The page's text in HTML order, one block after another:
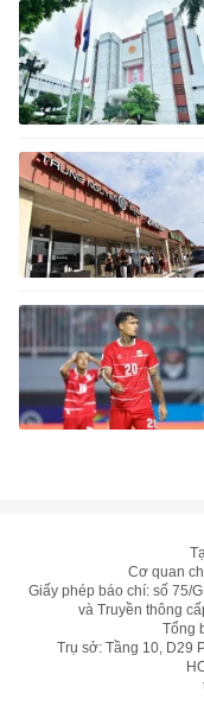
Cơ quan
Giấy phép báo chí: số 75/
và Truyền thông
Tổng
Trụ sở: Tầng 10, D29